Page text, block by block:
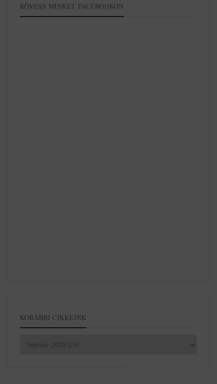
KÖVESS MINKET FACEBOOKON
KORÁBBI CIKKEINK